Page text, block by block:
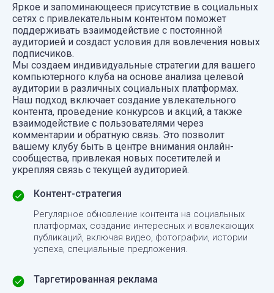
Яркое и запоминающееся присутствие в социальных
сетях с привлекательным контентом поможет
поддерживать взаимодействие с постоянной
аудиторией и создаст условия для вовлечения новых
подписчиков.
Мы создаем индивидуальные стратегии для вашего
компьютерного клуба на основе анализа целевой
аудитории в различных социальных платформах.
Наш подход включает создание увлекательного
контента, проведение конкурсов и акций, а также
взаимодействие с пользователями через
комментарии и обратную связь. Это позволит
вашему клубу быть в центре внимания онлайн-
сообщества, привлекая новых посетителей и
укрепляя связь с текущей аудиторией.
Контент-стратегия
Регулярное обновление контента на социальных
платформах, создание интересных и вовлекающих
публикаций, включая видео, фотографии, истории
успеха, специальные предложения.
Таргетированная реклама